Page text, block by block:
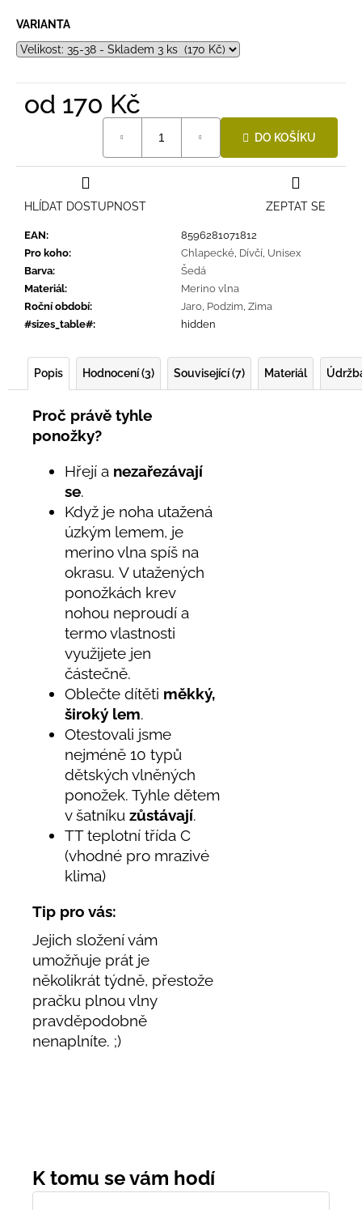
VARIANTA
od 170 Kč
DO KOŠÍKU
EAN:
8596281071812
Pro koho: Chlapecké, Dívčí, Unisex
Barva:
Šedá
Materiál:
Merino vlna
Roční období: Jaro, Podzim, Zima
#sizes_table#: hidden
ZEPTAT SE
HLÍDAT DOSTUPNOST
Popis Hodnocení (3) Související (7) Materiál
Proč právě tyhle
ponožky?
Hřejí a nezařezávají
se.
Když je noha utažená
úzkým lemem, je
merino vlna spíš na
okrasu. V utažených
ponožkách krev
nohou neproudí a
termo vlastnosti
využijete jen
částečně.
Oblečte dítěti měkký,
široký lem.
Otestovali jsme
nejméně 10 typů
dětských vlněných
ponožek. Tyhle dětem
v šatníku zůstávají.
TT teplotní třída C
(vhodné pro mrazivé
klima)
Tip pro vás:
Jejich složení vám
umožňuje prát je
několikrát týdně, přestože
pračku plnou vlny
pravděpodobně
nenaplníte. ;)